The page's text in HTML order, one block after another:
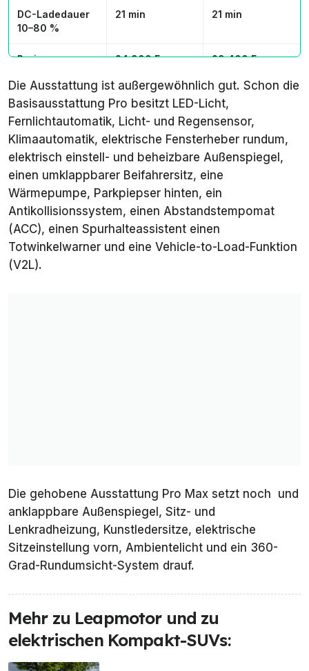
DC-Ladedauer
10–80 %
21 min 21 min
Preis 24.900 Euro 29.400 Euro
Die Ausstattung ist außergewöhnlich gut. Schon die
Basisausstattung Pro besitzt LED-Licht,
Fernlichtautomatik, Licht- und Regensensor,
Klimaautomatik, elektrische Fensterheber rundum,
elektrisch einstell- und beheizbare Außenspiegel,
einen umklappbarer Beifahrersitz, eine
Wärmepumpe, Parkpiepser hinten, ein
Antikollisionssystem, einen Abstandstempomat
(ACC), einen Spurhalteassistent einen
Totwinkelwarner und eine Vehicle-to-Load-Funktion
(V2L).
Die gehobene Ausstattung Pro Max setzt noch und
anklappbare Außenspiegel, Sitz- und
Lenkradheizung, Kunstledersitze, elektrische
Sitzeinstellung vorn, Ambientelicht und ein 360-
Grad-Rundumsicht-System drauf.
Mehr zu Leapmotor und zu
elektrischen Kompakt-SUVs: